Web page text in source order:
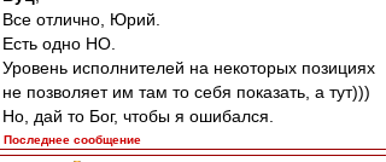
Все отлично, Юрий.
Есть одно НО.
Уровень исполнителей на некоторых позициях
не позволяет им там то себя показать, а тут)))
Но, дай то Бог, чтобы я ошибался.
Последнее сообщение